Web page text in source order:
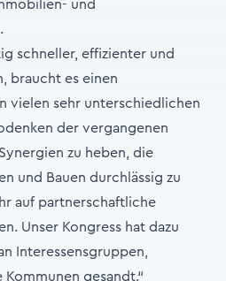
und
schneller, effizienter und
braucht es einen
vielen sehr unterschiedlichen
der vergangenen
zu heben, die
und Bauen durchlässig zu
auf partnerschaftliche
Unser Kongress hat dazu
Interessensgruppen,
gesandt.“